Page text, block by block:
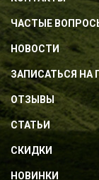
ЧАСТЫЕ
НОВОСТИ
ЗАПИСАТЬСЯ НА
ОТЗЫВЫ
СТАТЬИ
СКИДКИ
НОВИНКИ